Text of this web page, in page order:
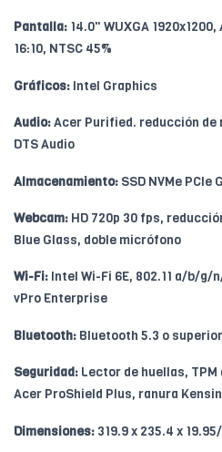
Pantalla: 14.0" WUXGA
16:10, NTSC 45%
Gráficos: Intel Graphics
Audio:Acer Purified. reducción de
DTS Audio
Almacenamiento: SSD NVMe PCIe
Webcam: HD 720p 30 fps,
Blue Glass, doble micrófono
Wi-Fi: Intel Wi-Fi 6E, 802.11 a/b/g/
vPro Enterprise
Bluetooth: Bluetooth 5.3 o
Seguridad: Lector de huellas,
Acer ProShield Plus, ranura
Dimensiones: 319.9 x 235.4 x